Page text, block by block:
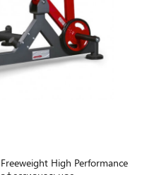
High Performance